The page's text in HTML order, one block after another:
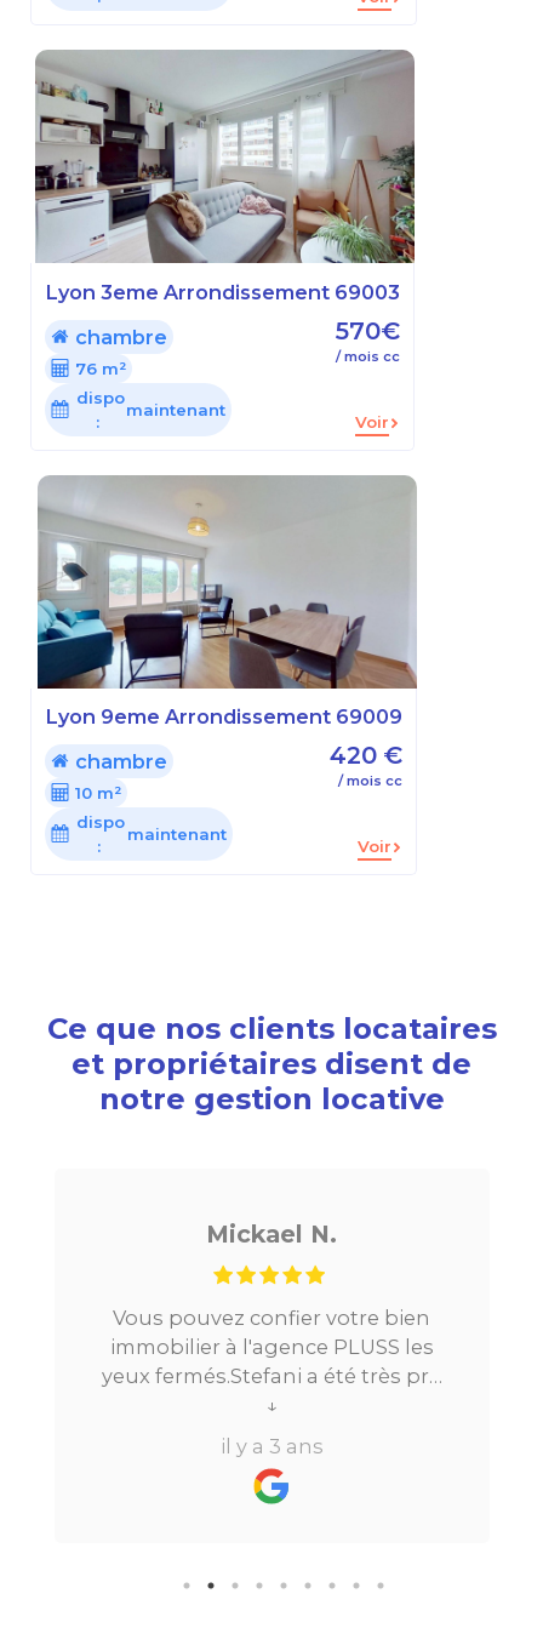
Lyon 3eme Arrondissement 69003
chambre
76 m²
dispo
:
maintenant
570€
/ mois cc
Voir
Lyon 9eme Arrondissement 69009
chambre
10 m²
dispo
:
maintenant
420 €
/ mois cc
Voir
Ce que nos clients locataires
et propriétaires disent de
notre gestion locative
Mickael N.
Vous pouvez confier votre bien
immobilier à l'agence PLUSS les
yeux fermés.Stefani a été très pro
tout au long du processus.Très
réactive, elle a su répondre à
toutes mes questions en moins de
24h par email ou par
supplémentaire est très bien
↓
il y a 3 ans